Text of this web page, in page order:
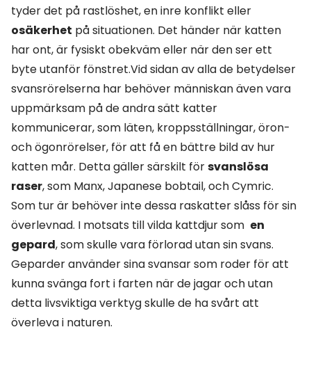
tyder det på rastlöshet, en inre konflikt eller
osäkerhet på situationen. Det händer när katten
har ont, är fysiskt obekväm eller när den ser ett
byte utanför fönstret.Vid sidan av alla de betydelser
svansrörelserna har behöver människan även vara
uppmärksam på de andra sätt katter
kommunicerar, som läten, kroppsställningar, öron-
och ögonrörelser, för att få en bättre bild av hur
katten mår. Detta gäller särskilt försvanslösa
raser, som Manx, Japanese bobtail, och Cymric.
Som tur är behöver inte dessa raskatter slåss för sin
överlevnad. I motsats till vilda kattdjur som en
gepard, som skulle vara förlorad utan sin svans.
Geparder använder sina svansar som roder för att
kunna svänga fort i farten när de jagar och utan
detta livsviktiga verktyg skulle de ha svårt att
överleva i naturen.